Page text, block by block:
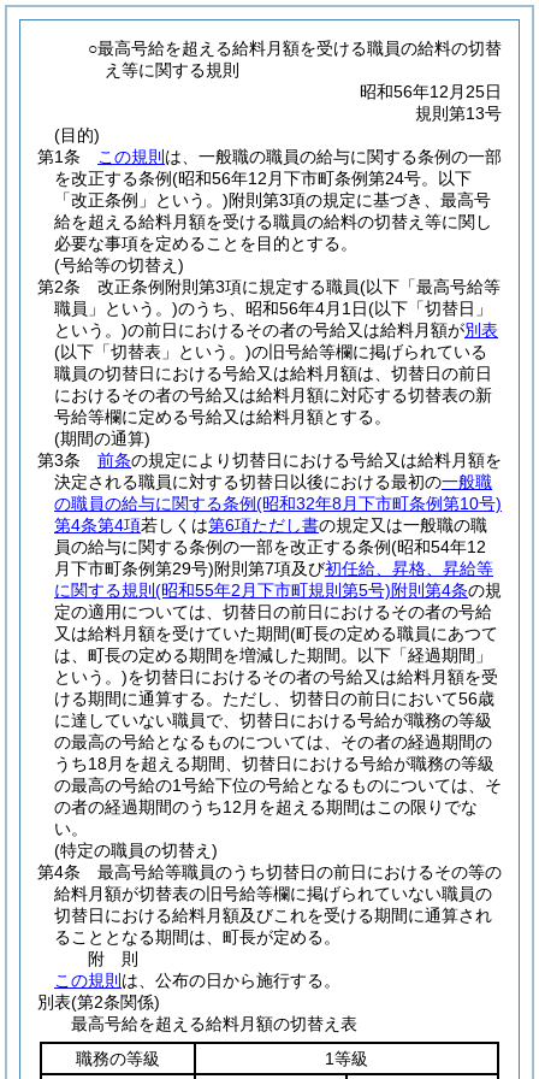
○最高号給を超える給料月額を受ける職員の給料の切替
え等に関する規則
昭和56年12月25日
規則第13号
(目的)
第1条
この規則 は、一般職の職員の給与に関する条例の一部
を改正する条例(昭和56年12月下市町条例第24号。以下
「改正条例」という。)附則第3項の規定に基づき、最高号
給を超える給料月額を受ける職員の給料の切替え等に関し
必要な事項を定めることを目的とする。
(号給等の切替え)
第2条
改正条例附則第3項に規定する職員(以下「最高号給等
職員」という。)のうち、昭和56年4月1日(以下「切替日」
という。)の前日におけるその者の号給又は給料月額が別表
(以下「切替表」という。)の旧号給等欄に掲げられている
職員の切替日における号給又は給料月額は、切替日の前日
におけるその者の号給又は給料月額に対応する切替表の新
号給等欄に定める号給又は給料月額とする。
(期間の通算)
第3条
前条の規定により切替日における号給又は給料月額を
決定される職員に対する切替日以後における最初の一般職
の職員の給与に関する条例(昭和32年8月下市町条例第10号)
第4条第4項若しくは第6項ただし書の規定又は一般職の職
員の給与に関する条例の一部を改正する条例(昭和54年12
月下市町条例第29号)附則第7項及び初任給、昇格、昇給等
に関する規則 (昭和55年2月下市町規則第5号)附則第4条の規
定の適用については、切替日の前日におけるその者の号給
又は給料月額を受けていた期間(町長の定める職員にあつて
は、町長の定める期間を増減した期間。以下「経過期間」
という。)を切替日におけるその者の号給又は給料月額を受
ける期間に通算する。 ただし、切替日の前日において56歳
に達していない職員で、切替日における号給が職務の等級
の最高の号給となるものについては、その者の経過期間の
うち18月を超える期間、切替日における号給が職務の等級
の最高の号給の1号給下位の号給となるものについては、そ
の者の経過期間のうち12月を超える期間はこの限りでな
い。
(特定の職員の切替え)
第4条
最高号給等職員のうち切替日の前日におけるその等の
給料月額が切替表の旧号給等欄に掲げられていない職員の
切替日における給料月額及びこれを受ける期間に通算され
ることとなる期間は、町長が定める。
附 則
この規則 は、公布の日から施行する。
別表(第2条関係)
最高号給を超える給料月額の切替え表
職務の等級
1等級